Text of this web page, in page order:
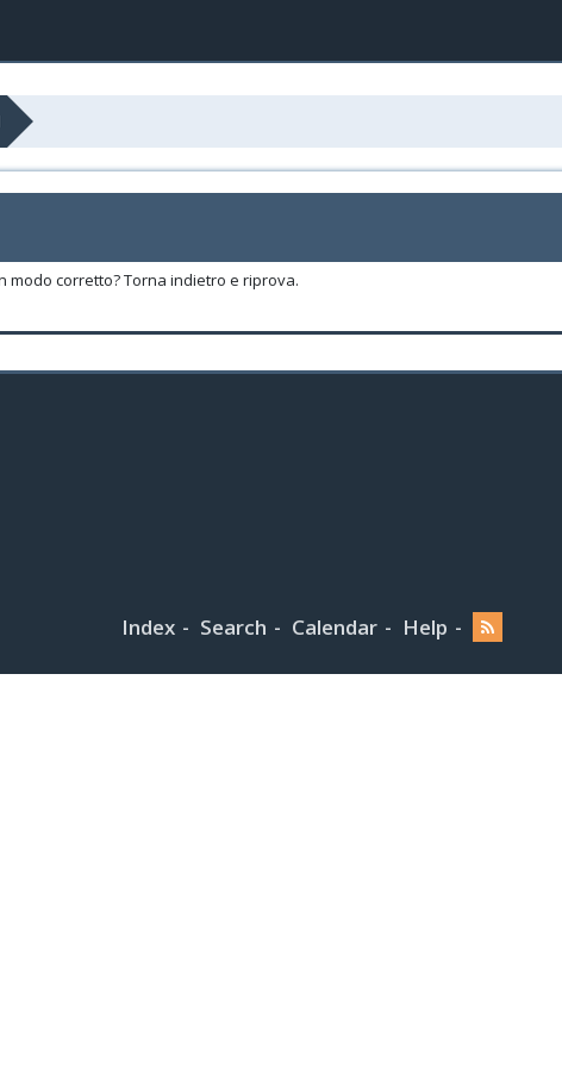
corretto? Torna indietro e riprova.
Index Search Calendar Help